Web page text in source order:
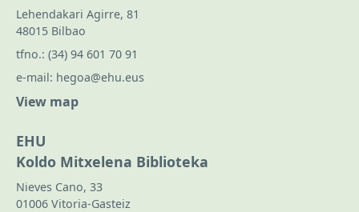
Lehendakari Agirre, 81
48015 Bilbao
tfno.: (34) 94 601 70 91
e-mail: hegoa@ehu.eus
View map
EHU
Koldo Mitxelena Biblioteka
Nieves Cano, 33
01006 Vitoria-Gasteiz